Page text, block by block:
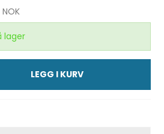
lager
LEGG I KURV